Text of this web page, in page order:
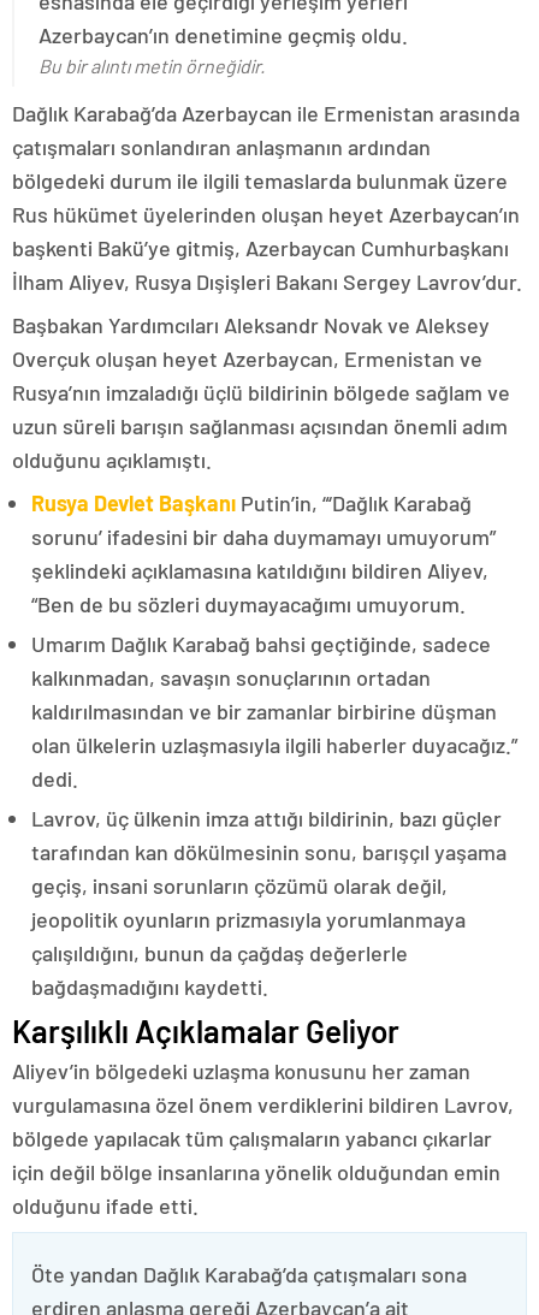
Azerbaycan’ın denetimine geçmiş oldu.
Bu bir alıntı metin örneğidir.
Dağlık Karabağ’da Azerbaycan ile Ermenistan arasında
çatışmaları sonlandıran anlaşmanın ardından
bölgedeki durum ile ilgili temaslarda bulunmak üzere
Rus hükümet üyelerinden oluşan heyet Azerbaycan’ın
başkenti Bakü’ye gitmiş, Azerbaycan Cumhurbaşkanı
İlham Aliyev, Rusya Dışişleri Bakanı Sergey Lavrov’dur.
Başbakan Yardımcıları Aleksandr Novak ve Aleksey
Overçuk oluşan heyet Azerbaycan, Ermenistan ve
Rusya’nın imzaladığı üçlü bildirinin bölgede sağlam ve
uzun süreli barışın sağlanması açısından önemli adım
olduğunu açıklamıştı.
Rusya Devlet Başkanı Putin’in, “‘Dağlık Karabağ
sorunu’ ifadesini bir daha duymamayı umuyorum”
şeklindeki açıklamasına katıldığını bildiren Aliyev,
“Ben de bu sözleri duymayacağımı umuyorum.
Umarım Dağlık Karabağ bahsi geçtiğinde, sadece
kalkınmadan, savaşın sonuçlarının ortadan
kaldırılmasından ve bir zamanlar birbirine düşman
olan ülkelerin uzlaşmasıyla ilgili haberler duyacağız.”
dedi.
Lavrov, üç ülkenin imza attığı bildirinin, bazı güçler
tarafından kan dökülmesinin sonu, barışçıl yaşama
geçiş, insani sorunların çözümü olarak değil,
jeopolitik oyunların prizmasıyla yorumlanmaya
çalışıldığını, bunun da çağdaş değerlerle
bağdaşmadığını kaydetti.
Karşılıklı Açıklamalar Geliyor
Aliyev’in bölgedeki uzlaşma konusunu her zaman
vurgulamasına özel önem verdiklerini bildiren Lavrov,
bölgede yapılacak tüm çalışmaların yabancı çıkarlar
için değil bölge insanlarına yönelik olduğundan emin
olduğunu ifade etti.
Öte yandan Dağlık Karabağ’da çatışmaları sona
erdiren anlaşma gereği Azerbaycan’a ait